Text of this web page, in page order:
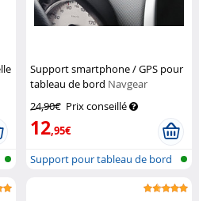
Support smartphone / GPS pour
tableau de bord Navgear
24,90€ Prix conseillé
12,95€
Support pour tableau de bord